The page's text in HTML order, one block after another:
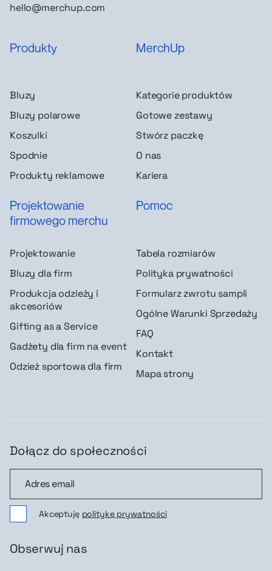
hello@merchup.com
Produkty
Bluzy
Bluzy polarowe
Koszulki
Spodnie
Produkty reklamowe
MerchUp
Kategorie produktów
Gotowe zestawy
Stwórz paczkę
O nas
Kariera
Projektowanie
firmowego merchu
Projektowanie
Bluzy dla firm
Produkcja odzieży i
akcesoriów
Gifting as a Service
Gadżety dla firm na event
Odzież sportowa dla firm
Pomoc
Tabela rozmiarów
Polityka prywatności
Formularz zwrotu sampli
Ogólne Warunki Sprzedaży
FAQ
Kontakt
Mapa strony
Dołącz do społeczności
Akceptuję politykę prywatności
Obserwuj nas